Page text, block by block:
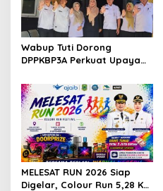
Wabup Tuti Dorong
DPPKBP3A Perkuat Upaya
Tingkatkan Kesejahteraan
Keluarga
MELESAT RUN 2026 Siap
Digelar, Colour Run 5,28 Km